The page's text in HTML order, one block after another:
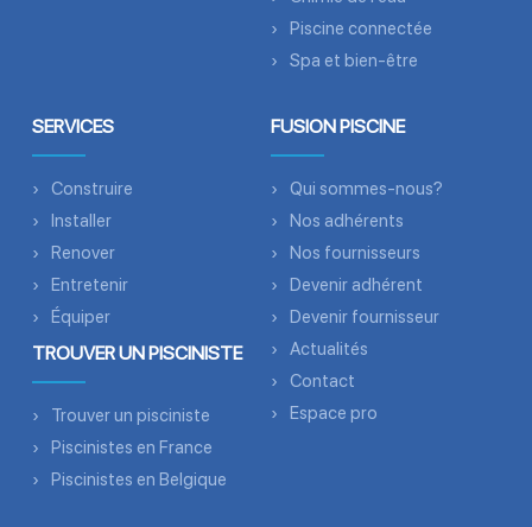
Piscine connectée
Spa et bien-être
SERVICES
Construire
Installer
Renover
Entretenir
Équiper
TROUVER UN PISCINISTE
Trouver un pisciniste
Piscinistes en France
Piscinistes en Belgique
FUSION PISCINE
Qui sommes-nous?
Nos adhérents
Nos fournisseurs
Devenir adhérent
Devenir fournisseur
Actualités
Contact
Espace pro